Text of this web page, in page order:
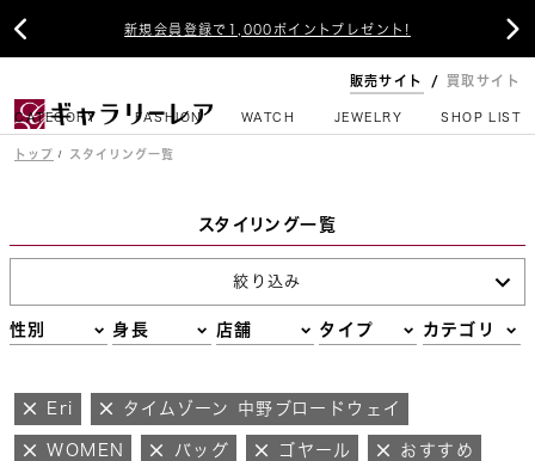
新規会員登録で1,000ポイントプレゼント!
 
販売サイト 買取サイト
CATEGORY FASHION WATCH JEWELRY SHOP LIST
トップ スタイリング一覧
スタイリング一覧
絞り込み
性別 身長 店舗 タイプ カテゴリ
Eri タイムゾーン 中野ブロードウェイ
WOMEN バッグ ゴヤール おすすめ